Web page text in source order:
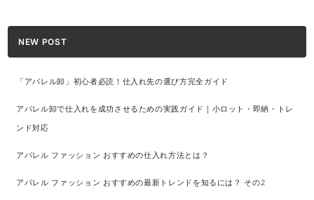
NEW POST
「アパレル卸」初心者必読！仕入れ先の選び方完全ガイド
アパレル卸で仕入れを成功させるための実践ガイド｜小ロット・即納・トレ
ンド対応
アパレル ファッション おすすめの仕入れ方法とは？
アパレル ファッション おすすめの最新トレンドを知るには？ その2